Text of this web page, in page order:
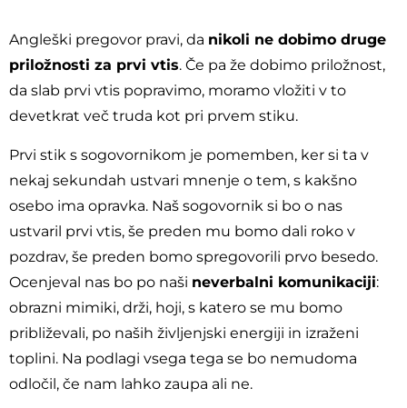
Angleški pregovor pravi, da nikoli ne dobimo druge
priložnosti za prvi vtis. Če pa že dobimo priložnost,
da slab prvi vtis popravimo, moramo vložiti v to
devetkrat več truda kot pri prvem stiku.
Prvi stik s sogovornikom je pomemben, ker si ta v
nekaj sekundah ustvari mnenje o tem, s kakšno
osebo ima opravka. Naš sogovornik si bo o nas
ustvaril prvi vtis, še preden mu bomo dali roko v
pozdrav, še preden bomo spregovorili prvo besedo.
Ocenjeval nas bo po naši neverbalni komunikaciji:
obrazni mimiki, drži, hoji, s katero se mu bomo
približevali, po naših življenjski energiji in izraženi
toplini. Na podlagi vsega tega se bo nemudoma
odločil, če nam lahko zaupa ali ne.